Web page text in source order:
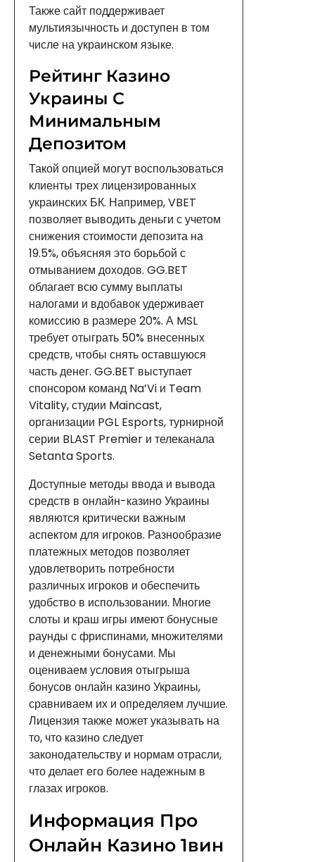
Также сайт поддерживает
мультиязычность и доступен в том
числе на украинском языке.
Рейтинг Казино
Украины С
Минимальным
Депозитом
Такой опцией могут воспользоваться
клиенты трех лицензированных
украинских БК. Например, VBET
позволяет выводить деньги с учетом
снижения стоимости депозита на
19.5%, объясняя это борьбой с
отмыванием доходов. GG.BET
облагает всю сумму выплаты
налогами и вдобавок удерживает
комиссию в размере 20%. А MSL
требует отыграть 50% внесенных
средств, чтобы снять оставшуюся
часть денег. GG.BET выступает
спонсором команд Na’Vi и Team
Vitality, студии Maincast,
организации PGL Esports, турнирной
серии BLAST Premier и телеканала
Setanta Sports.
Доступные методы ввода и вывода
средств в онлайн-казино Украины
являются критически важным
аспектом для игроков. Разнообразие
платежных методов позволяет
удовлетворить потребности
различных игроков и обеспечить
удобство в использовании. Многие
слоты и краш игры имеют бонусные
раунды с фриспинами, множителями
и денежными бонусами. Мы
оцениваем условия отыгрыша
бонусов онлайн казино Украины,
сравниваем их и определяем лучшие.
Лицензия также может указывать на
то, что казино следует
законодательству и нормам отрасли,
что делает его более надежным в
глазах игроков.
Информация Про
Онлайн Казино 1вин